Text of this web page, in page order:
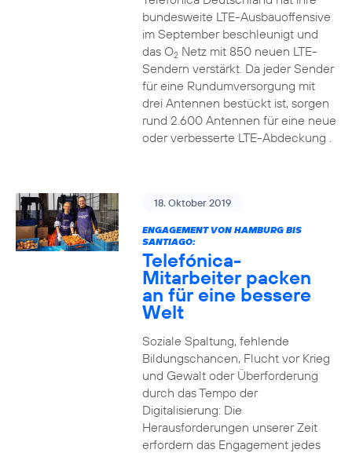
bundesweite LTE-Ausbauoffensive
im September beschleunigt und
das O2Netz mit 850 neuen LTE-
Sendern verstärkt. Da jeder Sender
für eine Rundumversorgung mit
drei Antennen bestückt ist, sorgen
rund 2.600 Antennen für eine neue
oder verbesserte LTE-Abdeckung .
18. Oktober 2019
ENGAGEMENT VON HAMBURG BIS
SANTIAGO:
Telefónica-
Mitarbeiter packen
an für eine bessere
Welt
Soziale Spaltung, fehlende
Bildungschancen, Flucht vor Krieg
und Gewalt oder Überforderung
durch das Tempo der
Digitalisierung: Die
Herausforderungen unserer Zeit
erfordern das Engagement jedes